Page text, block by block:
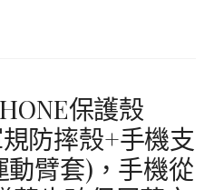
保護殼
防摔殼+手機支
臂套)，手機從